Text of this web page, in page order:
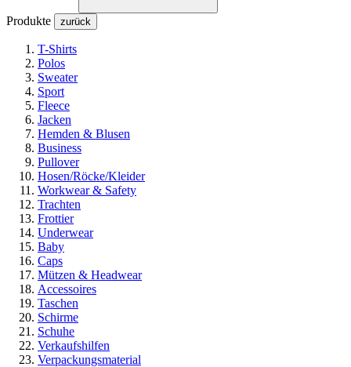
Produkte zurück
T-Shirts
Polos
Sweater
Sport
Fleece
Jacken
Hemden & Blusen
Business
Pullover
Hosen/Röcke/Kleider
Workwear & Safety
Trachten
Frottier
Underwear
Baby
Caps
Mützen & Headwear
Accessoires
Taschen
Schirme
Schuhe
Verkaufshilfen
Verpackungsmaterial